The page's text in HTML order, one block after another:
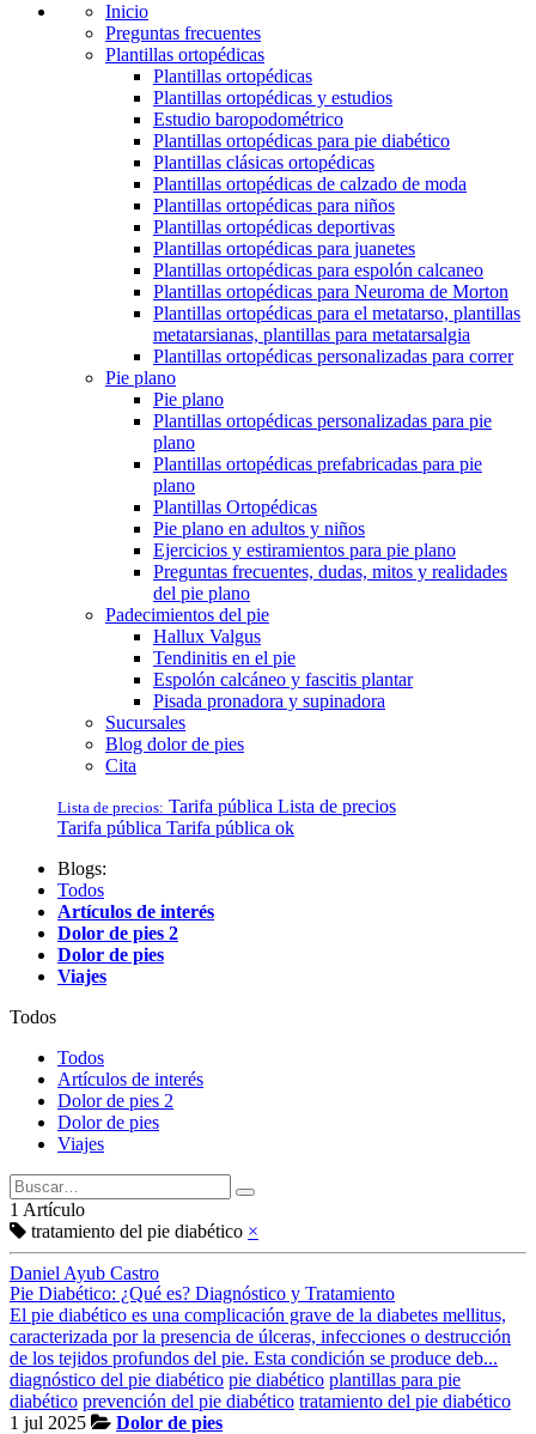
Inicio
Preguntas frecuentes
Plantillas ortopédicas
Plantillas ortopédicas
Plantillas ortopédicas y estudios
Estudio baropodométrico
Plantillas ortopédicas para pie diabético
Plantillas clásicas ortopédicas
Plantillas ortopédicas de calzado de moda
Plantillas ortopédicas para niños
Plantillas ortopédicas deportivas
Plantillas ortopédicas para juanetes
Plantillas ortopédicas para espolón calcaneo
Plantillas ortopédicas para Neuroma de Morton
Plantillas ortopédicas para el metatarso, plantillas
metatarsianas, plantillas para metatarsalgia
Plantillas ortopédicas personalizadas para correr
Pie plano
Pie plano
Plantillas ortopédicas personalizadas para pie
plano
Plantillas ortopédicas prefabricadas para pie
plano
Plantillas Ortopédicas
Pie plano en adultos y niños
Ejercicios y estiramientos para pie plano
Preguntas frecuentes, dudas, mitos y realidades
del pie plano
Padecimientos del pie
Hallux Valgus
Tendinitis en el pie
Espolón calcáneo y fascitis plantar
Pisada pronadora y supinadora
Sucursales
Blog dolor de pies
Cita
Lista de precios: Tarifa pública Lista de precios
Tarifa pública Tarifa pública ok
Blogs:
Todos
Artículos de interés
Dolor de pies 2
Dolor de pies
Viajes
Todos
Todos
Artículos de interés
Dolor de pies 2
Dolor de pies
Viajes
1 Artículo
tratamiento del pie diabético ×
Daniel Ayub Castro
Pie Diabético: ¿Qué es? Diagnóstico y Tratamiento
El pie diabético es una complicación grave de la diabetes mellitus,
caracterizada por la presencia de úlceras, infecciones o destrucción
de los tejidos profundos del pie. Esta condición se produce deb...
diagnóstico del pie diabético pie diabético plantillas para pie
diabético prevención del pie diabético tratamiento del pie diabético
1 jul 2025
Dolor de pies